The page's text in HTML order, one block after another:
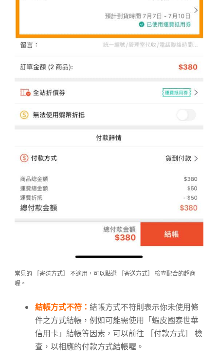
常見的 ［寄送方式］ 不適用，可以點選 ［寄送方式］ 檢查配合的超商
喔。
結帳方式不符： 結帳方式不符則表示你未使用條
件之方式結帳，例如可能需使用「蝦皮國泰世華
信用卡」結帳等因素，可以前往 ［付款方式］ 檢
查，以相應的付款方式結帳喔。